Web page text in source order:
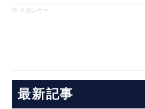
※ スポンサー
最新記事